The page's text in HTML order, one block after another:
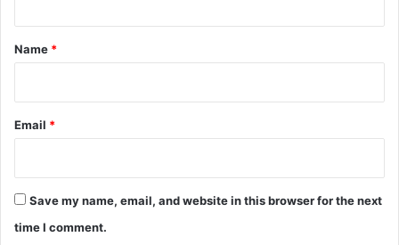
*
Name *
Email *
Save my name, email, and website in this browser for the next
time I comment.